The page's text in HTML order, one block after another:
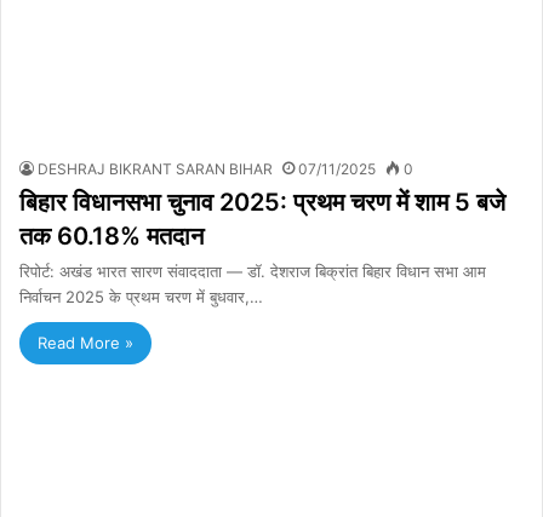
DESHRAJ BIKRANT SARAN BIHAR 07/11/2025 0
बिहार विधानसभा चुनाव 2025: प्रथम चरण में शाम 5 बजे
तक 60.18% मतदान
रिपोर्ट: अखंड भारत सारण संवाददाता — डॉ. देशराज बिक्रांत बिहार विधान सभा आम
निर्वाचन 2025 के प्रथम चरण में बुधवार,…
Read More »